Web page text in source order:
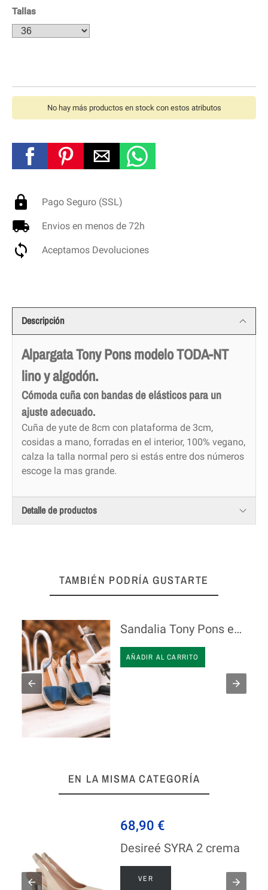
Tallas
No hay más productos en stock con estos atributos
Pago Seguro (SSL)
Envios en menos de 72h
Aceptamos Devoluciones
Descripción
Alpargata Tony Pons modelo TODA-NT
lino y algodón.
Cómoda cuña con bandas de elásticos para un
ajuste adecuado.
Cuña de yute de 8cm con plataforma de 3cm,
cosidas a mano, forradas en el interior, 100% vegano,
calza la talla normal pero si estás entre dos números
escoge la mas grande.
Detalle de productos
TAMBIÉN PODRÍA GUSTARTE
Sandalia Tony Pons en piel
AÑADIR AL CARRITO
EN LA MISMA CATEGORÍA
68,90 €
Desireé SYRA 2 crema
VER